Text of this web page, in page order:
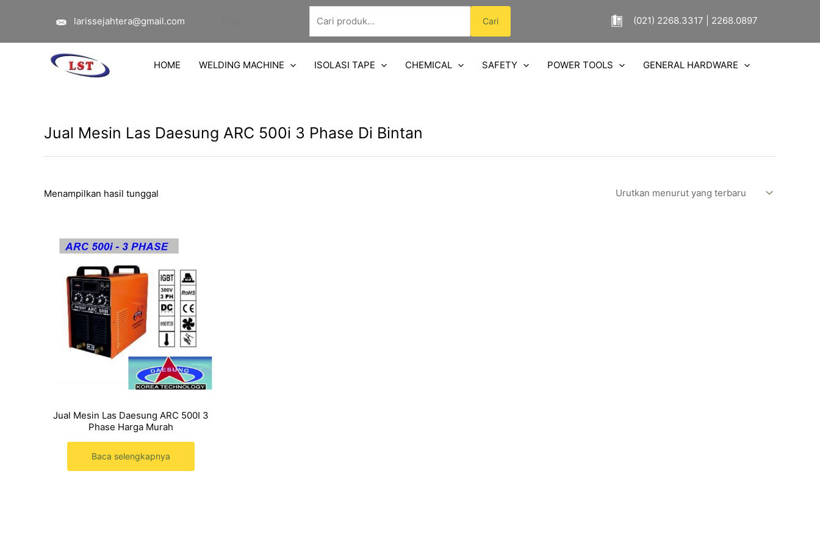
larissejahtera@gmail.com
Pencarian
untuk:
Cari (021) 2268.3317 | 2268.0897
HOME WELDING MACHINE ISOLASI TAPE CHEMICAL SAFETY POWER TOOLS GENERAL HARDWARE
Jual Mesin Las Daesung ARC 500i 3 Phase Di Bintan
Menampilkan hasil tunggal
Jual Mesin Las Daesung ARC 500I 3
Phase Harga Murah
Baca selengkapnya